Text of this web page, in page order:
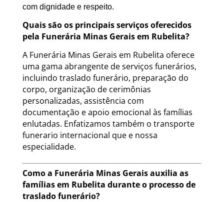
com dignidade e respeito.
Quais são os principais serviços oferecidos
pela Funerária Minas Gerais em Rubelita?
A Funerária Minas Gerais em Rubelita oferece
uma gama abrangente de serviços funerários,
incluindo traslado funerário, preparação do
corpo, organização de cerimônias
personalizadas, assistência com
documentação e apoio emocional às famílias
enlutadas. Enfatizamos também o transporte
funerario internacional que e nossa
especialidade.
Como a Funerária Minas Gerais auxilia as
famílias em Rubelita durante o processo de
traslado funerário?